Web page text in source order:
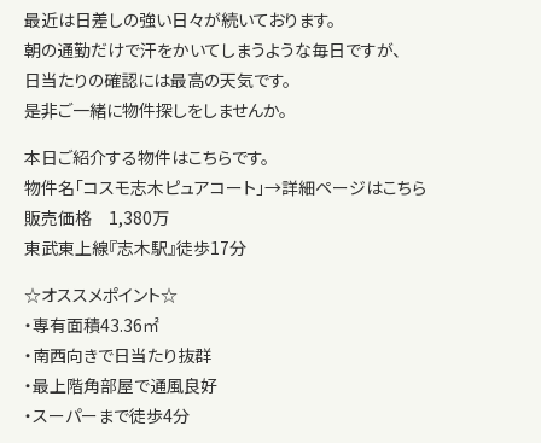
最近は日差しの強い日々が続いております。
朝の通勤だけで汗をかいてしまうような毎日ですが、
日当たりの確認には最高の天気です。
是非ご一緒に物件探しをしませんか。
本日ご紹介する物件はこちらです。
物件名「コスモ志木ピュアコート」→詳細ページはこちら
販売価格 1,380万
東武東上線『志木駅』徒歩17分
☆オススメポイント☆
・専有面積43.36㎡
・南西向きで日当たり抜群
・最上階角部屋で通風良好
・スーパーまで徒歩4分